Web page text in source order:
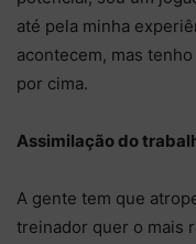
até pela minha
acontecem, mas
por cima.
Assimilação do
A gente tem que
treinador quer o mais